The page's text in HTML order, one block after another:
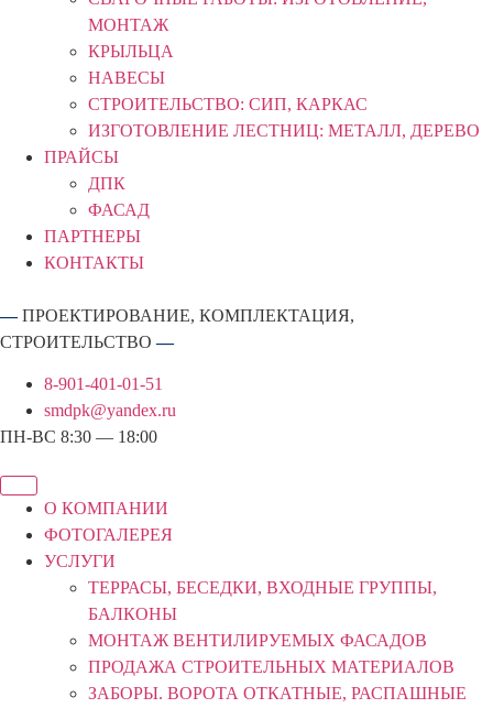
МОНТАЖ
КРЫЛЬЦА
НАВЕСЫ
СТРОИТЕЛЬСТВО: СИП, КАРКАС
ИЗГОТОВЛЕНИЕ ЛЕСТНИЦ: МЕТАЛЛ, ДЕРЕВО
ПРАЙСЫ
ДПК
ФАСАД
ПАРТНЕРЫ
КОНТАКТЫ
—ПРОЕКТИРОВАНИЕ, КОМПЛЕКТАЦИЯ,
СТРОИТЕЛЬСТВО—
8-901-401-01-51
smdpk@yandex.ru
ПН-ВС 8:30 — 18:00
О КОМПАНИИ
ФОТОГАЛЕРЕЯ
УСЛУГИ
ТЕРРАСЫ, БЕСЕДКИ, ВХОДНЫЕ ГРУППЫ,
БАЛКОНЫ
МОНТАЖ ВЕНТИЛИРУЕМЫХ ФАСАДОВ
ПРОДАЖА СТРОИТЕЛЬНЫХ МАТЕРИАЛОВ
ЗАБОРЫ. ВОРОТА ОТКАТНЫЕ, РАСПАШНЫЕ